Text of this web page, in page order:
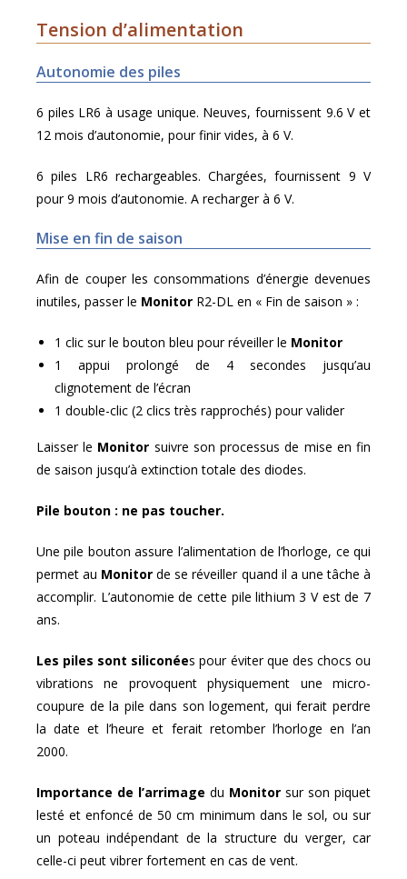
Tension d’alimentation
Autonomie des piles
6 piles LR6 à usage unique. Neuves, fournissent 9.6 V et
12 mois d’autonomie, pour finir vides, à 6 V.
6 piles LR6 rechargeables. Chargées, fournissent 9 V
pour 9 mois d’autonomie. A recharger à 6 V.
Mise en fin de saison
Afin de couper les consommations d’énergie devenues
inutiles, passer le Monitor R2-DL en « Fin de saison » :
1 clic sur le bouton bleu pour réveiller le Monitor
1 appui prolongé de 4 secondes jusqu’au
clignotement de l’écran
1 double-clic (2 clics très rapprochés) pour valider
Laisser le Monitor suivre son processus de mise en fin
de saison jusqu’à extinction totale des diodes.
Pile bouton : ne pas toucher.
Une pile bouton assure l’alimentation de l’horloge, ce qui
permet au Monitor de se réveiller quand il a une tâche à
accomplir. L’autonomie de cette pile lithium 3 V est de 7
ans.
Les piles sont siliconées pour éviter que des chocs ou
vibrations ne provoquent physiquement une micro-
coupure de la pile dans son logement, qui ferait perdre
la date et l’heure et ferait retomber l’horloge en l’an
2000.
Importance de l’arrimage du Monitor sur son piquet
lesté et enfoncé de 50 cm minimum dans le sol, ou sur
un poteau indépendant de la structure du verger, car
celle-ci peut vibrer fortement en cas de vent.